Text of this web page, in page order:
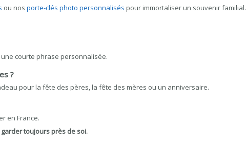
ou nos porte-clés photo personnalisés pour immortaliser un souvenir familial.
courte phrase personnalisée.
?
pour la fête des pères, la fête des mères ou un anniversaire.
en France.
toujours près de soi.